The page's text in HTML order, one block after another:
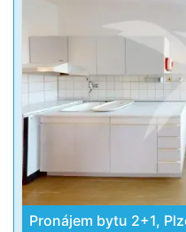
Pronájem bytu 2+1,